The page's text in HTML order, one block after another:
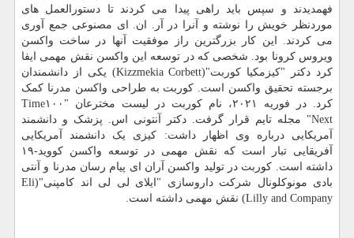
فهمدیدند و سپس باید راهی پیدا می کردند تا دستورالعمل های
موردنظر خویش را نوشته و آنرا در آر. ان. ای مصنوعی جمع آوری
می کردند. این کار بزرگترین راز موفقیت آنها در ساخت واکسن
ویروس کرونا بود. شخصی که در توسعه این واکسن نقش مهمی ایفا
کرد دکتر "کیزمکیا کوربت"(Kizzmekia Corbett) یکی از دانشمندان
برجسته تحقیق واکسن است. کوربت به طراحی واکسن مدرنا کمک
کرد. در فوریه ۲۰۲۱، نام کوربت در لیست مخترعان "Time۱۰۰
Next" مجله تایم قرار گرفت. دکتر آنتونی اس. پزشک و دانشمند
آمریکایی درباره وی اظهار داشت: کیزی یک دانشمند آمریکایی
آفریقایی تبار است که نقش مهمی در توسعه واکسن کووید-۱۹
داشته است. کوربت در تولید واکسن آران ای پیام رسان مدرنا و آنتی
بادی مونوکلونال شرکت داروسازی "ایلای لی لی اند کامپنی"(Eli
Lilly and Company) نقش مهمی داشته است.